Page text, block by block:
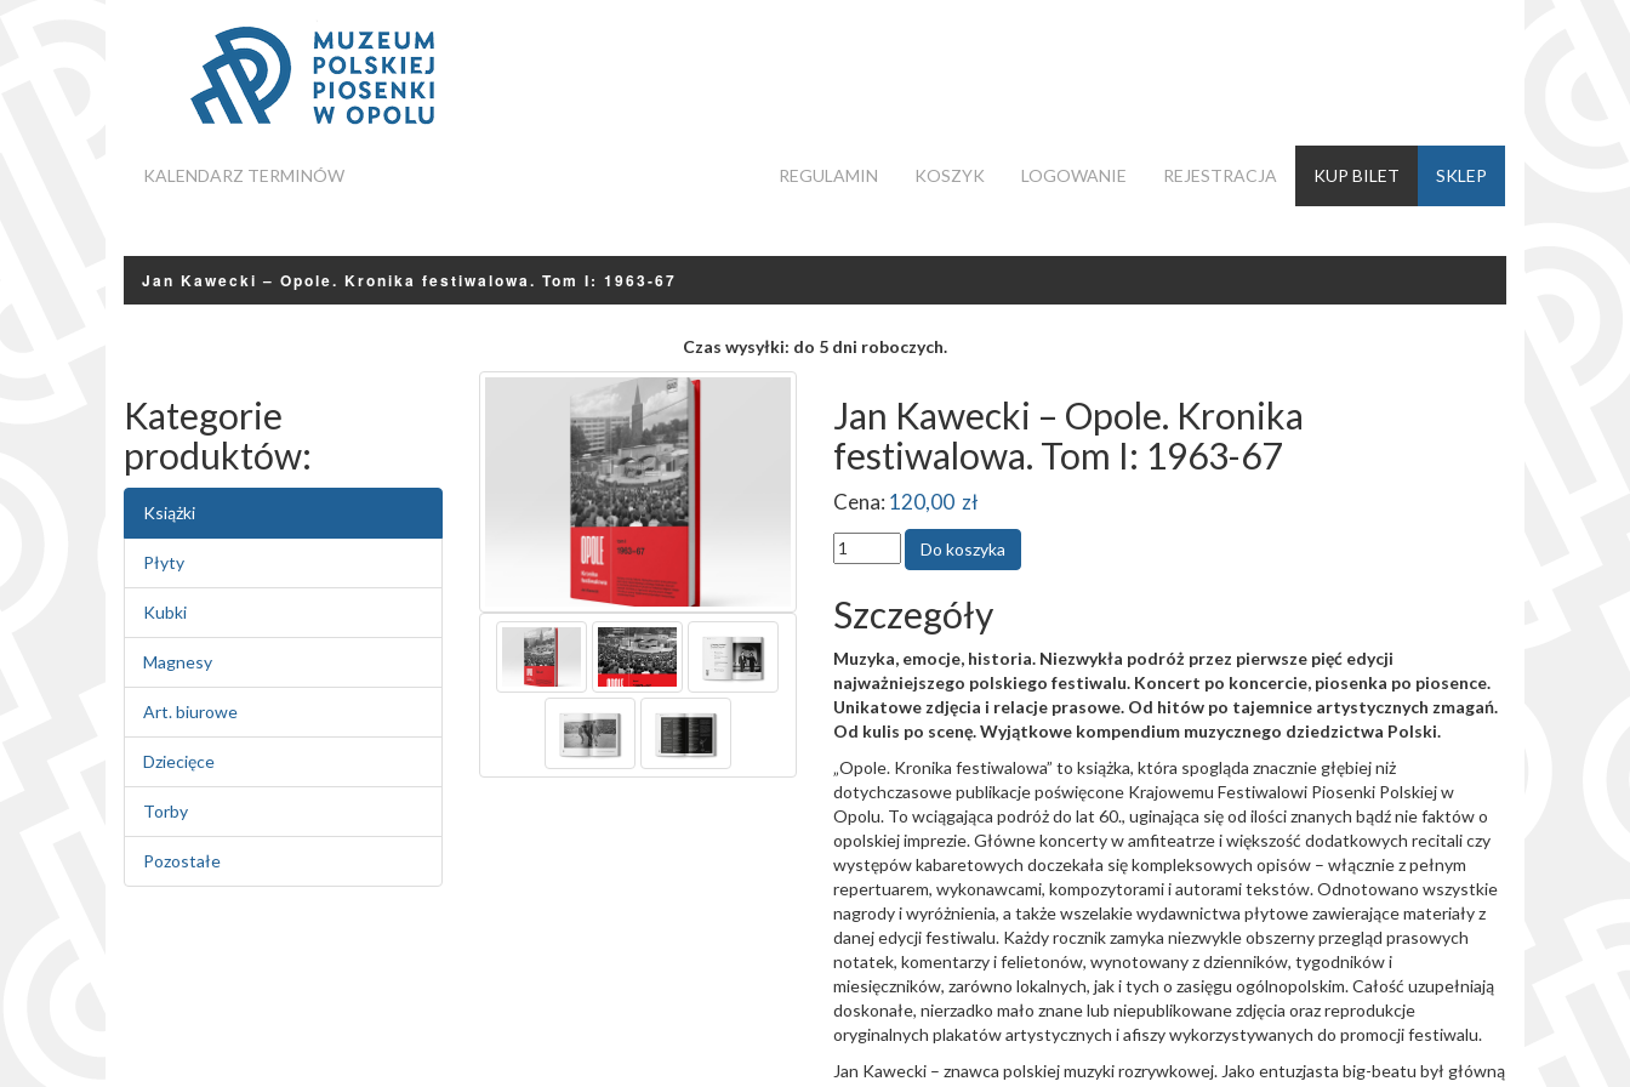
KALENDARZ TERMINÓW REGULAMIN KOSZYK LOGOWANIE REJESTRACJA KUP BILET SKLEP
Jan Kawecki – Opole. Kronika festiwalowa. Tom I: 1963-67
Czas wysyłki: do 5 dni roboczych.
Kategorie
produktów:
Książki
Płyty
Kubki
Magnesy
Art. biurowe
Dziecięce
Torby
Pozostałe
Jan Kawecki – Opole. Kronika
festiwalowa. Tom I: 1963-67
Cena: 120,00 zł
Szczegóły
Muzyka, emocje, historia. Niezwykła podróż przez pierwsze pięć edycji
najważniejszego polskiego festiwalu. Koncert po koncercie, piosenka po piosence.
Unikatowe zdjęcia i relacje prasowe. Od hitów po tajemnice artystycznych zmagań.
Od kulis po scenę. Wyjątkowe kompendium muzycznego dziedzictwa Polski.
„Opole. Kronika festiwalowa” to książka, która spogląda znacznie głębiej niż
dotychczasowe publikacje poświęcone Krajowemu Festiwalowi Piosenki Polskiej w
Opolu. To wciągająca podróż do lat 60., uginająca się od ilości znanych bądź nie faktów o
opolskiej imprezie. Główne koncerty w amfiteatrze i większość dodatkowych recitali czy
występów kabaretowych doczekała się kompleksowych opisów – włącznie z pełnym
repertuarem, wykonawcami, kompozytorami i autorami tekstów. Odnotowano wszystkie
nagrody i wyróżnienia, a także wszelakie wydawnictwa płytowe zawierające materiały z
danej edycji festiwalu. Każdy rocznik zamyka niezwykle obszerny przegląd prasowych
notatek, komentarzy i felietonów, wynotowany z dzienników, tygodników i
miesięczników, zarówno lokalnych, jak i tych o zasięgu ogólnopolskim. Całość uzupełniają
doskonałe, nierzadko mało znane lub niepublikowane zdjęcia oraz reprodukcje
oryginalnych plakatów artystycznych i afiszy wykorzystywanych do promocji festiwalu.
Jan Kawecki – znawca polskiej muzyki rozrywkowej. Jako entuzjasta big-beatu był główną